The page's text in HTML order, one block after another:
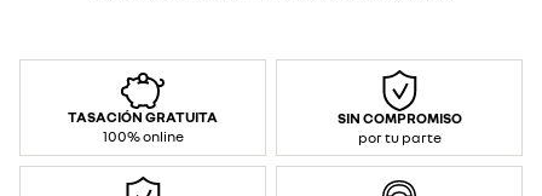
TASACIÓN GRATUITA
100% online
SIN COMPROMISO
por tu parte